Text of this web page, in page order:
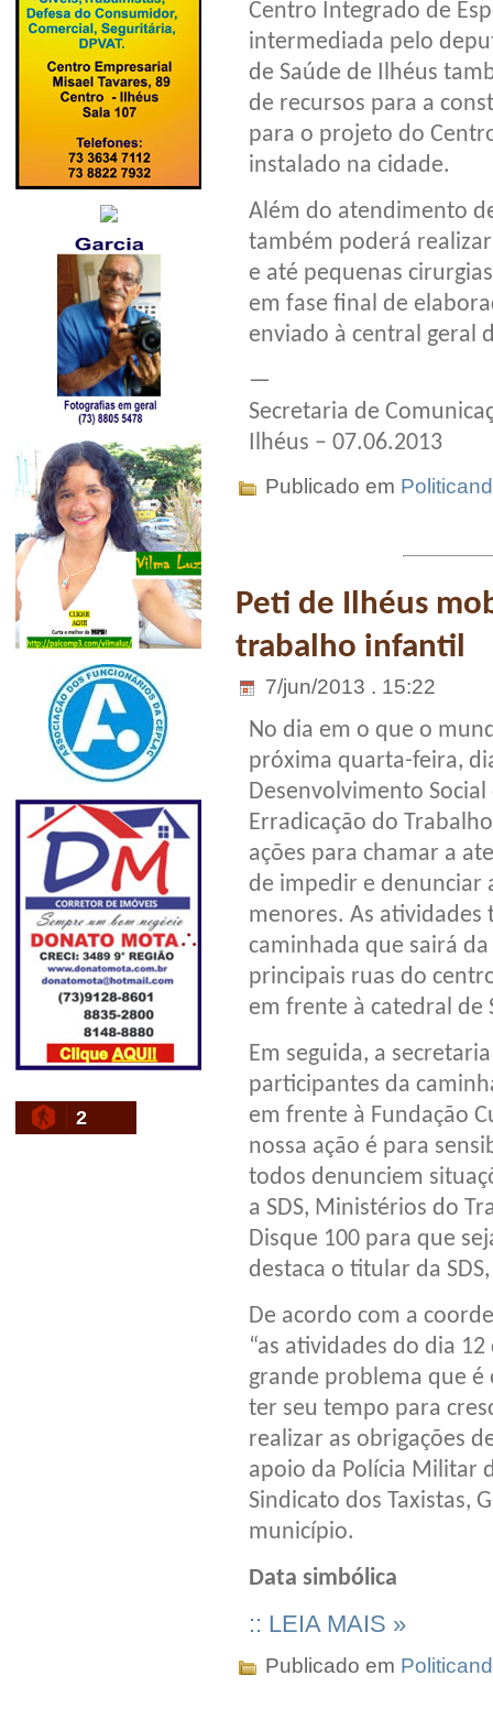
2
Centro Integrado de
intermediada pelo
de Saúde de Ilhéus
de recursos para a
para o projeto do
instalado na cidade.
Além do atendimento
também poderá
e até pequenas
em fase final de
enviado à central geral
—
Secretaria de
Ilhéus – 07.06.2013
Publicado em
Peti de Ilhéus
trabalho infantil
7/jun/2013 . 15:22
No dia em o que o
próxima quarta-feira,
Desenvolvimento
Erradicação do
ações para chamar a
de impedir e denunciar
menores. As atividades
caminhada que sairá
principais ruas do
em frente à catedral de
Em seguida, a
participantes da
em frente à Fundação
nossa ação é para
todos denunciem
a SDS, Ministérios do
Disque 100 para que
destaca o titular da
De acordo com a
“as atividades do dia
grande problema que
ter seu tempo para
realizar as obrigações
apoio da Polícia Militar
Sindicato dos Taxistas,
município.
Data simbólica
:: LEIA MAIS »
Publicado em